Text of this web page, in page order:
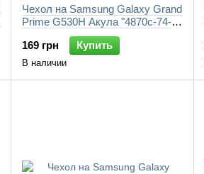
Чехол на Samsung Galaxy Grand
Prime G530H Акула "4870c-74-
169 грн
Купить
В наличии